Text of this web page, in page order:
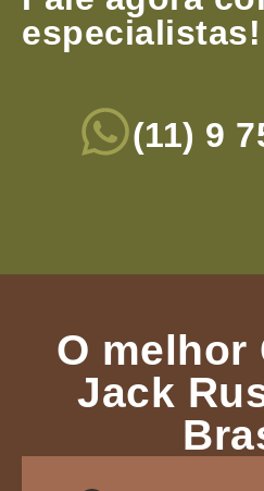
especialistas!
(11) 9
O melhor
Jack